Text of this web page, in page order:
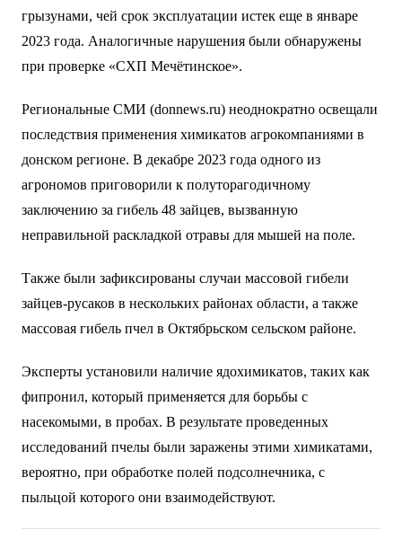
грызунами, чей срок эксплуатации истек еще в январе
2023 года. Аналогичные нарушения были обнаружены
при проверке «СХП Мечётинское».
Региональные СМИ (donnews.ru) неоднократно освещали
последствия применения химикатов агрокомпаниями в
донском регионе. В декабре 2023 года одного из
агрономов приговорили к полуторагодичному
заключению за гибель 48 зайцев, вызванную
неправильной раскладкой отравы для мышей на поле.
Также были зафиксированы случаи массовой гибели
зайцев-русаков в нескольких районах области, а также
массовая гибель пчел в Октябрьском сельском районе.
Эксперты установили наличие ядохимикатов, таких как
фипронил, который применяется для борьбы с
насекомыми, в пробах. В результате проведенных
исследований пчелы были заражены этими химикатами,
вероятно, при обработке полей подсолнечника, с
пыльцой которого они взаимодействуют.